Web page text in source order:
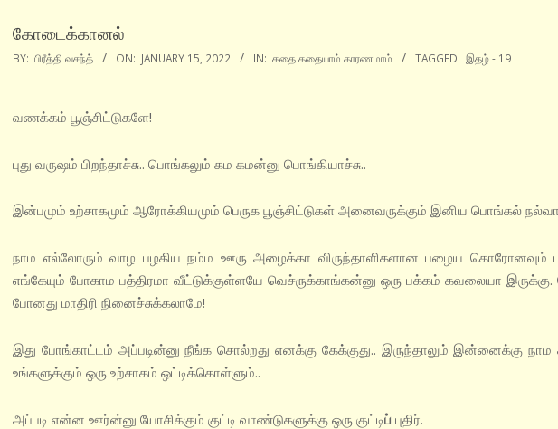
கோடைக்கானல்
BY: பிரீத்தி வசந்த் ON: JANUARY 15, 2022 IN: கதை கதையாம் காரணமாம் TAGGED: இதழ் - 19
வணக்கம் பூஞ்சிட்டுகளே!
புது வருஷம் பிறந்தாச்சு.. பொங்கலும் கம கமன்னு பொங்கியாச்சு..
இன்பமும் உற்சாகமும் ஆரோக்கியமும் பெருக பூஞ்சிட்டுகள் அனைவருக்கும் இனிய பொங்கல்
நாம எல்லோரும் வாழ பழகிய நம்ம ஊரு அழைக்கா விருந்தாளிகளான பழைய கொரோனவும்
எங்கேயும் போகாம பத்திரமா வீட்டுக்குள்ளயே வெச்ருக்காங்கன்னு ஒரு பக்கம் கவலையா
போனது மாதிரி நினைச்சுக்கலாமே!
இது போங்காட்டம் அப்படின்னு நீங்க சொல்றது எனக்கு கேக்குது.. இருந்தாலும் இன்னைக்கு
உங்களுக்கும் ஒரு உற்சாகம் ஒட்டிக்கொள்ளும்..
அப்படி என்ன ஊர்ன்னு யோசிக்கும் குட்டி வாண்டுகளுக்கு ஒரு குட்டிப் புதிர்.